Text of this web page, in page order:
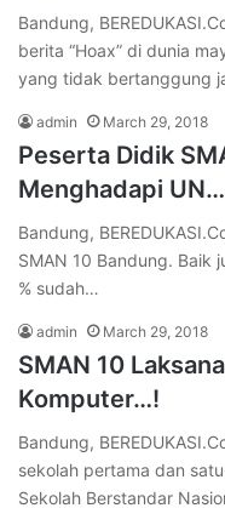
Bandung,
berita “Hoax” di dunia
yang tidak bertanggung
admin March 29, 2018
Peserta Didik
Menghadapi
Bandung,
SMAN 10 Bandung. Baik
% sudah…
admin March 29, 2018
SMAN 10
Komputer…!
Bandung,
sekolah pertama dan
Sekolah Berstandar